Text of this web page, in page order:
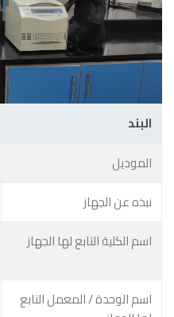
البند
الموديل
نبذه عن الجهاز
اسم الكلية التابع لها الجهاز
اسم الوحدة / المعمل التابع